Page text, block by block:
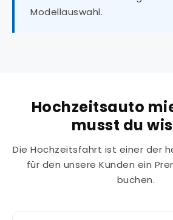
Modellauswahl.
Hochzeitsauto
musst du
Die Hochzeitsfahrt ist einer der
für den unsere Kunden ein
buchen.